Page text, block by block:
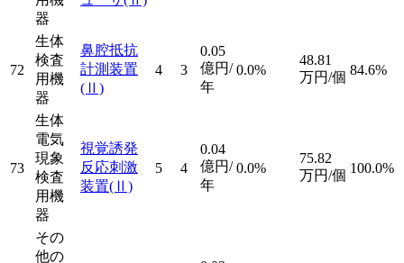
器
72
生体
検査
用機
器
鼻腔抵抗
計測装置
(Ⅱ)
4 3
0.05
億円/
年
0.0%
48.81
万円/個 84.6%
73
生体
電気
現象
検査
用機
器
視覚誘発
反応刺激
装置(Ⅱ)
5 4
0.04
億円/
年
0.0%
75.82
万円/個 100.0%
その
他の